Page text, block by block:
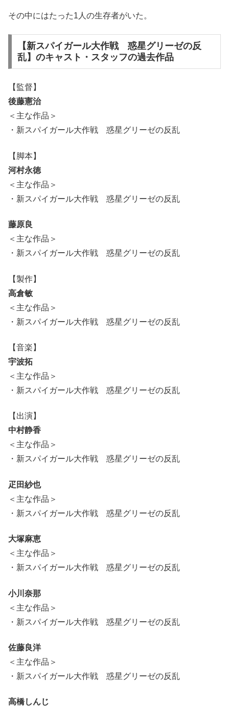
その中にはたった1人の生存者がいた。
【新スパイガール大作戦 惑星グリーゼの反
乱】のキャスト・スタッフの過去作品
【監督】
後藤憲治
＜主な作品＞
・新スパイガール大作戦 惑星グリーゼの反乱
【脚本】
河村永徳
＜主な作品＞
・新スパイガール大作戦 惑星グリーゼの反乱
藤原良
＜主な作品＞
・新スパイガール大作戦 惑星グリーゼの反乱
【製作】
高倉敏
＜主な作品＞
・新スパイガール大作戦 惑星グリーゼの反乱
【音楽】
宇波拓
＜主な作品＞
・新スパイガール大作戦 惑星グリーゼの反乱
【出演】
中村静香
＜主な作品＞
・新スパイガール大作戦 惑星グリーゼの反乱
疋田紗也
＜主な作品＞
・新スパイガール大作戦 惑星グリーゼの反乱
大塚麻恵
＜主な作品＞
・新スパイガール大作戦 惑星グリーゼの反乱
小川奈那
＜主な作品＞
・新スパイガール大作戦 惑星グリーゼの反乱
佐藤良洋
＜主な作品＞
・新スパイガール大作戦 惑星グリーゼの反乱
高橋しんじ